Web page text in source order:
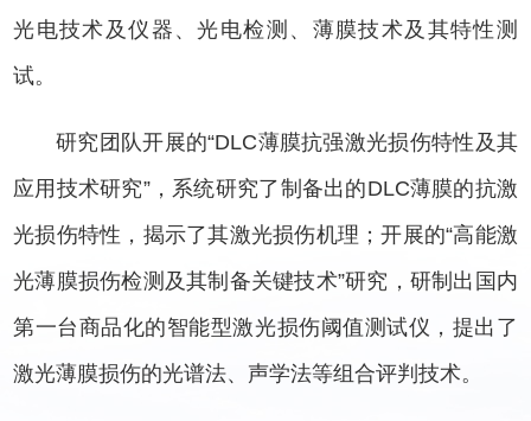
光电技术及仪器、光电检测、薄膜技术及其特性测
试。
研究团队开展的“DLC薄膜抗强激光损伤特性及其
应用技术研究”，系统研究了制备出的DLC薄膜的抗激
光损伤特性，揭示了其激光损伤机理；开展的“高能激
光薄膜损伤检测及其制备关键技术”研究，研制出国内
第一台商品化的智能型激光损伤阈值测试仪，提出了
激光薄膜损伤的光谱法、声学法等组合评判技术。